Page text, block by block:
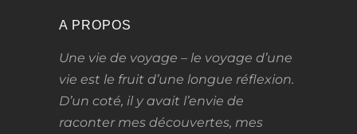
A PROPOS
Une vie de voyage – le voyage d’une
vie est le fruit d’une longue réflexion.
D’un coté, il y avait l’envie de
raconter mes découvertes, mes